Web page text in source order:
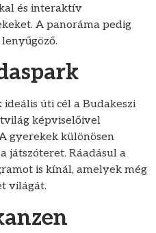
és interaktív
A panoráma pedig
úti cél a Budakeszi
képviselőivel
gyerekek különösen
játszóteret. Ráadásul a
is kínál, amelyek még
világát.